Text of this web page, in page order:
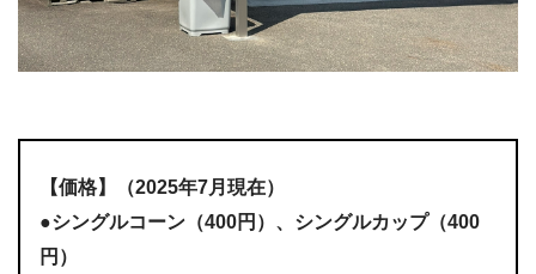
【価格】（2025年7月現在）
●シングルコーン（400円）、シングルカップ（400
円）